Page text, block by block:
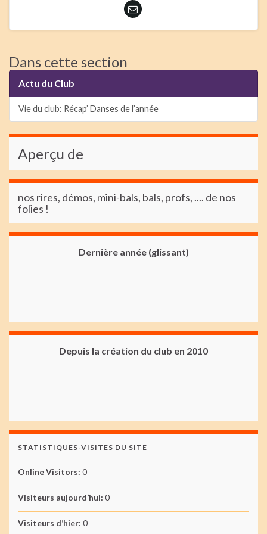
Dans cette section
Actu du Club
Vie du club: Récap’ Danses de l’année
Aperçu de
nos rires, démos, mini-bals, bals, profs, .... de nos
folies !
Dernière année (glissant)
Depuis la création du club en 2010
STATISTIQUES-VISITES DU SITE
Online Visitors: 0
Visiteurs aujourd’hui: 0
Visiteurs d’hier: 0